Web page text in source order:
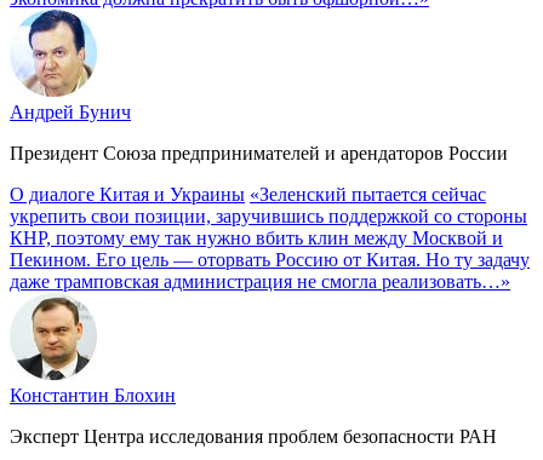
Андрей Бунич
Президент Союза предпринимателей и арендаторов России
О диалоге Китая и Украины «Зеленский пытается сейчас
укрепить свои позиции, заручившись поддержкой со стороны
КНР, поэтому ему так нужно вбить клин между Москвой и
Пекином. Его цель — оторвать Россию от Китая. Но ту задачу
даже трамповская администрация не смогла реализовать…»
Константин Блохин
Эксперт Центра исследования проблем безопасности РАН